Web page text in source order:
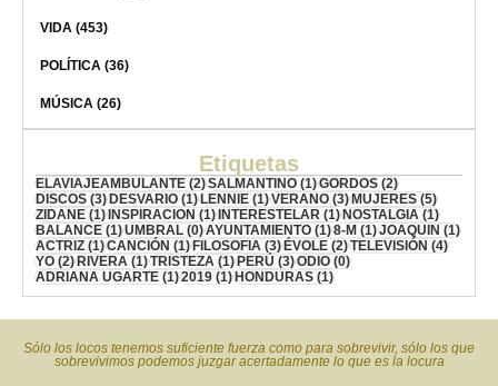
VIDA (453)
POLÍTICA (36)
MÚSICA (26)
Etiquetas
ELAVIAJEAMBULANTE (2)SALMANTINO (1)GORDOS (2)
DISCOS (3) DESVARIO (1) LENNIE (1)VERANO (3) MUJERES (5)
ZIDANE (1) INSPIRACION (1) INTERESTELAR (1) NOSTALGIA (1)
BALANCE (1)UMBRAL (0)AYUNTAMIENTO (1)8-M (1)JOAQUIN (1)
ACTRIZ (1)CANCIÓN (1) FILOSOFIA (3) ÉVOLE (2)TELEVISIÓN (4)
YO (2) RIVERA (1)TRISTEZA (1) PERÚ (3)ODIO (0)
ADRIANA UGARTE (1)2019 (1) HONDURAS (1)
Sólo los locos tenemos suficiente fuerza como para sobrevivir, sólo los que
sobrevivimos podemos juzgar acertadamente lo que es la locura